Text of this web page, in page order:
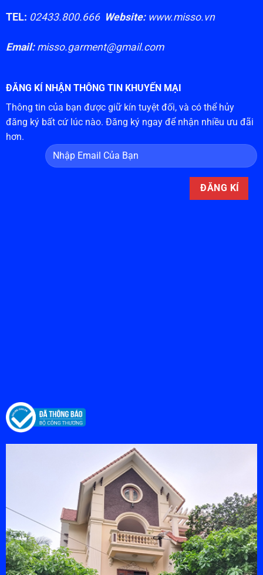
TEL: 02433.800.666 Website:www.misso.vn
Email:misso.garment@gmail.com
ĐĂNG KÍ NHẬN THÔNG TIN KHUYẾN MẠI
Thông tin của bạn được giữ kín tuyệt đối, và có thể hủy
đăng ký bất cứ lúc nào. Đăng ký ngay để nhận nhiều ưu đãi
hơn.